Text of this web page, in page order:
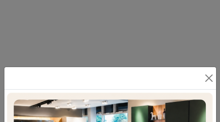
Scopri il modello Luis in tessuto visibile in
foto: fa per te se cerchi Letti matrimoniali